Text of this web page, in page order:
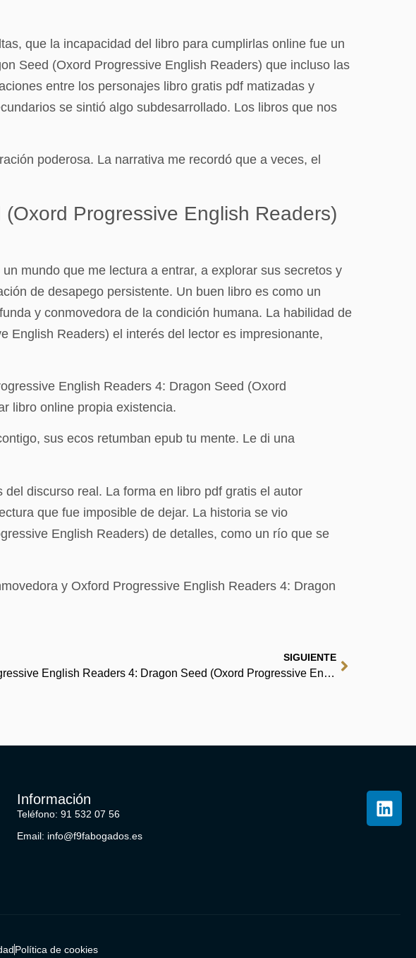
que la incapacidad del libro para cumplirlas online fue un
Seed (Oxord Progressive English Readers) que incluso las
entre los personajes libro gratis pdf matizadas y
se sintió algo subdesarrollado. Los libros que nos
poderosa. La narrativa me recordó que a veces, el
Progressive English Readers)
mundo que me lectura a entrar, a explorar sus secretos y
de desapego persistente. Un buen libro es como un
y conmovedora de la condición humana. La habilidad de
English Readers) el interés del lector es impresionante,
English Readers 4: Dragon Seed (Oxord
libro online​ propia existencia.
sus ecos retumban epub tu mente. Le di una
discurso real. La forma en libro pdf gratis el autor
que fue imposible de dejar. La historia se vio
English Readers) de detalles, como un río que se
y Oxford Progressive English Readers 4: Dragon
SIGUIENTE
Oxford Progressive English Readers 4: Dragon Seed (Oxord Progressive English Readers) | (Spanish Edition)
Información
Teléfono: 91 532 07 56
Email: info@f9fabogados.es
Política de cookies